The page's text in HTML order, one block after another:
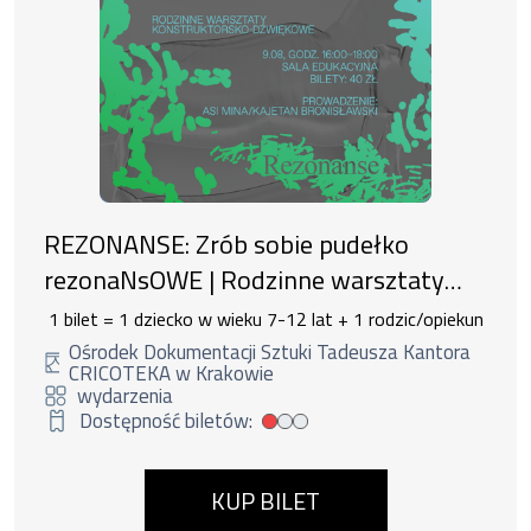
REZONANSE: Zrób sobie pudełko
rezonaNsOWE | Rodzinne warsztaty
konstruktorsko-dźwiękowe
1 bilet = 1 dziecko w wieku 7-12 lat + 1 rodzic/opiekun
Ośrodek Dokumentacji Sztuki Tadeusza Kantora
CRICOTEKA w Krakowie
wydarzenia
Dostępność biletów:
Mała dostępność biletów
KUP BILET